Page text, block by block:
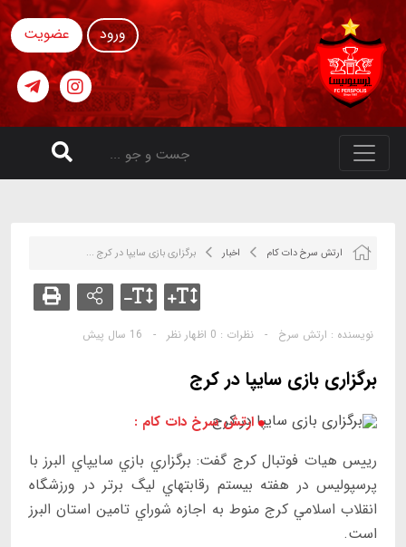
ورود عضویت
ارتش سرخ دات کام اخبار برگزاری بازی سایپا در کرج ...
نویسنده : ارتش سرخ - نظرات : 0 اظهار نظر - 16 سال پیش
برگزاری بازی سایپا در کرج
ارتش سرخ دات کام :
رييس هيات فوتبال كرج گفت: برگزاري بازي سايپاي البرز با
پرسپوليس در هفته بيستم رقابتهاي ليگ برتر در ورزشگاه
انقلاب اسلامي كرج منوط به اجازه شوراي تامين استان البرز
است.